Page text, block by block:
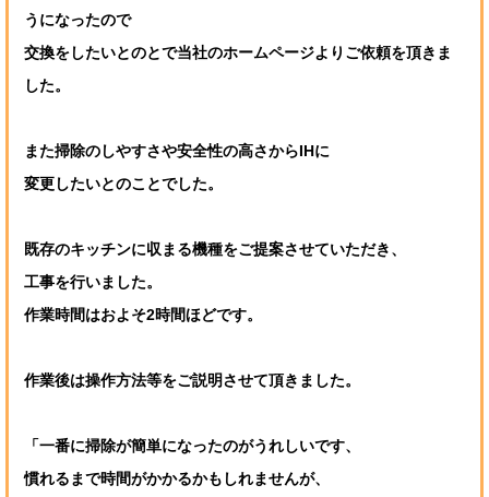
うになったので
交換をしたいとのとで当社のホームページよりご依頼を頂きま
した。
また掃除のしやすさや安全性の高さからIHに
変更したいとのことでした。
既存のキッチンに収まる機種をご提案させていただき、
工事を行いました。
作業時間はおよそ2時間ほどです。
作業後は操作方法等をご説明させて頂きました。
「一番に掃除が簡単になったのがうれしいです、
慣れるまで時間がかかるかもしれませんが、